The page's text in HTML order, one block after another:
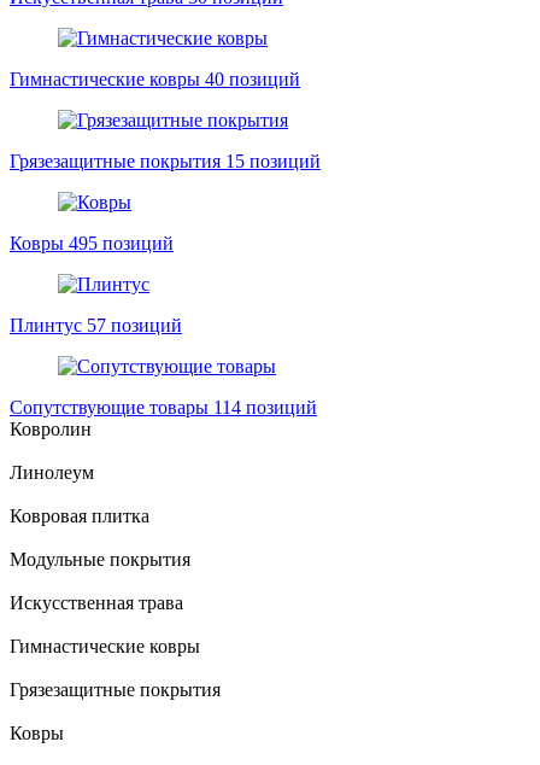
Гимнастические ковры 40 позиций
Грязезащитные покрытия 15 позиций
Ковры 495 позиций
Плинтус 57 позиций
Сопутствующие товары 114 позиций
Ковролин
Линолеум
Ковровая плитка
Модульные покрытия
Искусственная трава
Гимнастические ковры
Грязезащитные покрытия
Ковры